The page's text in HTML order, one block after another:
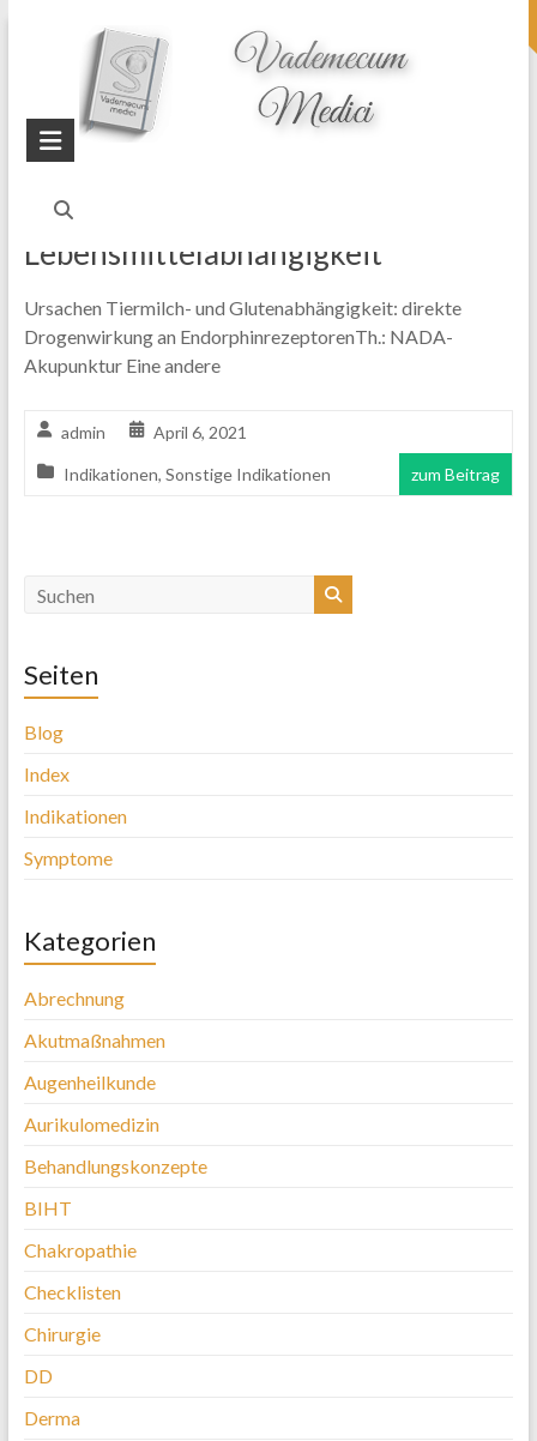
topheader
Startseite
Blog
Glutenabhängigkeit
Lebensmittelabhängigkeit
Ursachen Tiermilch- und Glutenabhängigkeit: direkte
Drogenwirkung an EndorphinrezeptorenTh.: NADA-
Akupunktur Eine andere
admin April 6, 2021
Indikationen, Sonstige Indikationen zum Beitrag
Seiten
Blog
Index
Indikationen
Symptome
Kategorien
Abrechnung
Akutmaßnahmen
Augenheilkunde
Aurikulomedizin
Behandlungskonzepte
BIHT
Chakropathie
Checklisten
Chirurgie
DD
Derma